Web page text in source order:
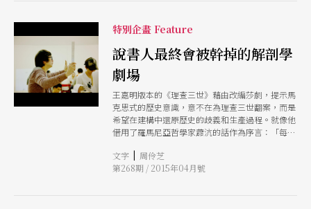
舞台設計者必須考慮的因素。對於這樣必須具備龐
大的感性，對於劇／舞文本的敏感度、結構基礎，
以及團隊合作的能力，都讓舞台設計成為戲劇製作
中最需要專業學門知識背景的一個角色。 有趣的
是，時至今日，整個當代表演藝術的發展同樣地也
領域：如視覺藝術、建築的工作者所帶來的刺激去
推展整個舞台設計在設計觀念上的進展。在今年兩
廳院的「1+1雙舞作」計畫，編舞家何曉玫與林文
中不約而同，分別邀請了視覺藝術家吳耿禎與吳季
璁來製作《假裝》與《空氣動力學》。 這兩位編
舞家都不是第一次與這兩位視覺藝術家合作。何曉
玫二○一二年舞作《親愛的》，便藉由吳耿禎之
特別企畫 Feature
說書人最終會被幹掉的解剖學
劇場
王嘉明版本的《理查三世》藉由改編莎劇，提示馬
克思式的歷史意識，意不在為理查三世翻案，而是
希望在建構中還原歷史的歧義和生產過程。就像他
借用了羅馬尼亞哲學家蕭沆的話作為序言：「每個
就多了一位恐怖分子。」題點出個人與群體對於世
界中心的狂熱、歷史空想的激情與虛妄，從中質疑
文字 | 周伶芝
第268期 / 2015年04月號